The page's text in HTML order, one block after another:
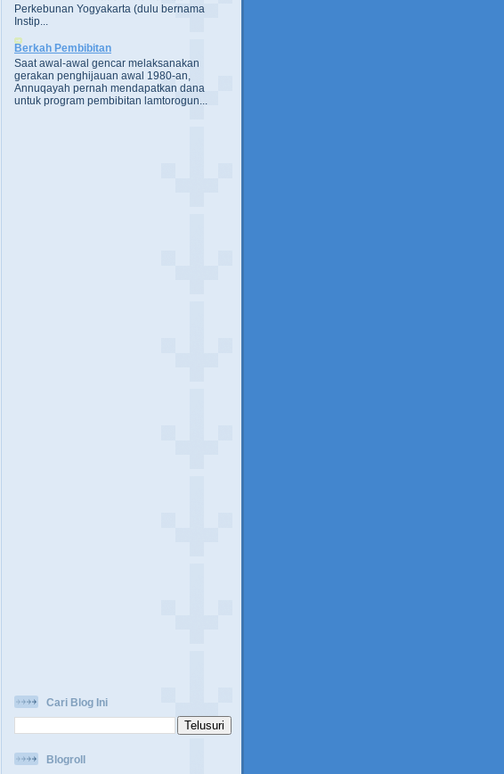
Perkebunan Yogyakarta (dulu bernama
Instip...
Berkah Pembibitan
Saat awal-awal gencar melaksanakan
gerakan penghijauan awal 1980-an,
Annuqayah pernah mendapatkan dana
untuk program pembibitan lamtorogun...
Cari Blog Ini
Blogroll